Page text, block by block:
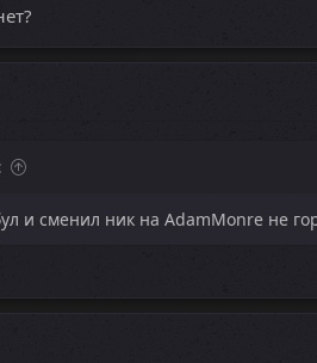
и сменил ник на AdamMonre не